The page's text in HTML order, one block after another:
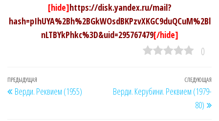
[hide]https://disk.yandex.ru/mail?
hash=pIhUYA%2Bh%2BGkWOsdBKPzvXKGC9duQCuM%2Bl
nLTBYkPhkc%3D&uid=295767479[/hide]
0
Навигация
по
Предыдущая
запись
ПРЕДЫДУЩАЯ
Верди. Реквием (1955)
СЛЕДУЮЩАЯ
Верди. Керубини. Реквием (1979-
80)